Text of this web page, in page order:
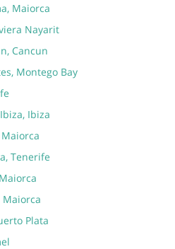
Maiorca
Nayarit
Cancun
Montego Bay
Ibiza
Tenerife
Maiorca
Plata